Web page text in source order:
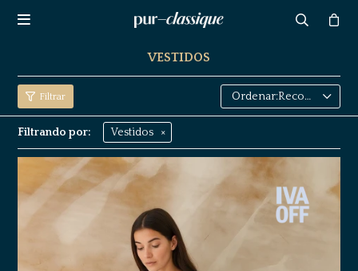

VESTIDOS
Recomendados
Filtrando por: Vestidos